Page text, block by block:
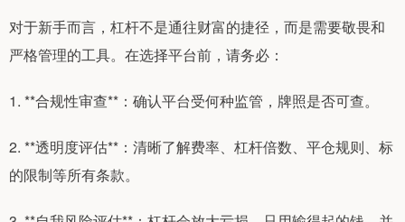
对于新手而言，杠杆不是通往财富的捷径，而是需要敬畏和
严格管理的工具。在选择平台前，请务必：
1. **合规性审查**：确认平台受何种监管，牌照是否可查。
2. **透明度评估**：清晰了解费率、杠杆倍数、平仓规则、标
的限制等所有条款。